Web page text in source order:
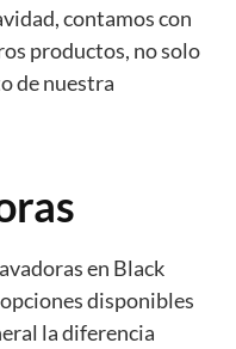
contamos con
productos, no solo
de nuestra
en Black
disponibles
la diferencia